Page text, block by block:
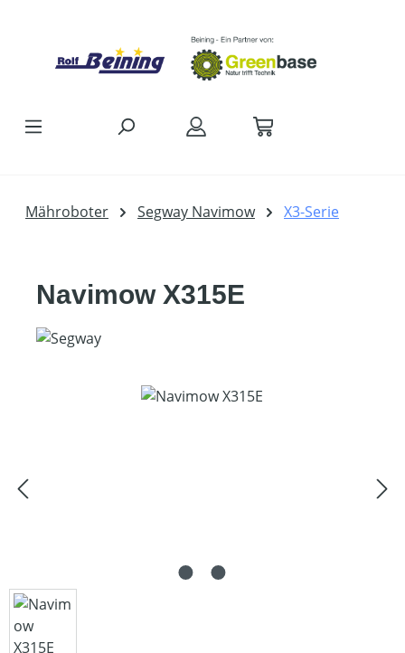
Mähroboter Segway Navimow X3-Serie
Navimow X315E
Bildergalerie überspringen